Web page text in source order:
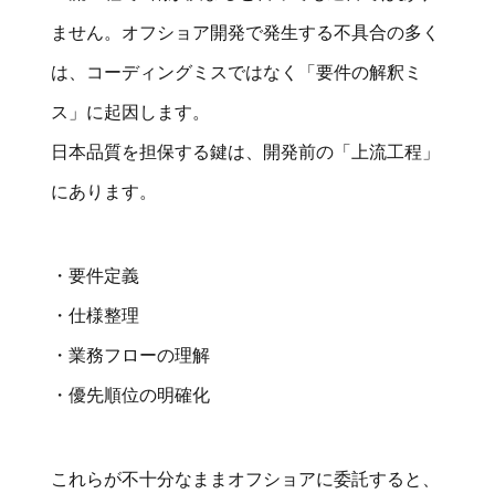
ません。オフショア開発で発生する不具合の多く
は、コーディングミスではなく「要件の解釈ミ
ス」に起因します。
日本品質を担保する鍵は、開発前の「上流工程」
にあります。
・要件定義
・仕様整理
・業務フローの理解
・優先順位の明確化
これらが不十分なままオフショアに委託すると、